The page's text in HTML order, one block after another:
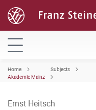
Home Subjects
Akademie Mainz
Ernst Heitsch